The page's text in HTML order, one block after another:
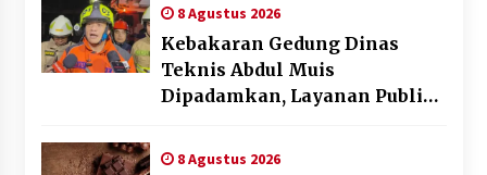
8 Agustus 2026
Kebakaran Gedung Dinas
Teknis Abdul Muis
Dipadamkan, Layanan Publik
8 Agustus 2026